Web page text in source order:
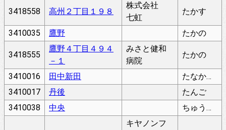
3418558 高州２丁目１９８
株式会社
七虹
たかす
3410035 鷹野 たかの
3418555
鷹野４丁目４９４
－１
みさと健和
病院
たかの
3410016 田中新田
たなかしんでん
3410017
丹後
たんご
3410038
中央 ちゅうおう
キヤノンフ